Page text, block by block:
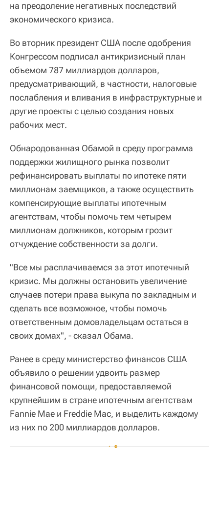
на преодоление негативных последствий
экономического кризиса.
Во вторник президент США после одобрения
Конгрессом подписал антикризисный план
объемом 787 миллиардов долларов,
предусматривающий, в частности, налоговые
послабления и вливания в инфраструктурные и
другие проекты с целью создания новых
рабочих мест.
Обнародованная Обамой в среду программа
поддержки жилищного рынка позволит
рефинансировать выплаты по ипотеке пяти
миллионам заемщиков, а также осуществить
компенсирующие выплаты ипотечным
агентствам, чтобы помочь тем четырем
миллионам должников, которым грозит
отчуждение собственности за долги.
"Все мы расплачиваемся за этот ипотечный
кризис. Мы должны остановить увеличение
случаев потери права выкупа по закладным и
сделать все возможное, чтобы помочь
ответственным домовладельцам остаться в
своих домах", - сказал Обама.
Ранее в среду министерство финансов США
объявило о решении удвоить размер
финансовой помощи, предоставляемой
крупнейшим в стране ипотечным агентствам
Fannie Mae и Freddie Mac, и выделить каждому
из них по 200 миллиардов долларов.